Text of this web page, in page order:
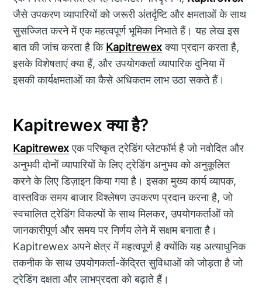
जैसे उपकरण व्यापारियों को जरूरी अंतर्दृष्टि और क्षमताओं के साथ
सुसज्जित करने में एक महत्वपूर्ण भूमिका निभाते हैं। यह लेख इस
बात की जांच करता है कि Kapitrewexक्या प्रदान करता है,
इसके विशेषताएं क्या हैं, और उपयोगकर्ता व्यापारिक दुनिया में
इसकी कार्यक्षमताओं का कैसे अधिकतम लाभ उठा सकते हैं।
Kapitrewex क्या है?
Kapitrewexएक परिष्कृत ट्रेडिंग प्लेटफॉर्म है जो नवोदित और
अनुभवी दोनों व्यापारियों के लिए ट्रेडिंग अनुभव को अनुकूलित
करने के लिए डिज़ाइन किया गया है। इसका मुख्य कार्य व्यापक,
वास्तविक समय बाजार विश्लेषण उपकरण प्रदान करना है, जो
स्वचालित ट्रेडिंग विकल्पों के साथ मिलकर, उपयोगकर्ताओं को
जानकारीपूर्ण और समय पर निर्णय लेने में सक्षम बनाता है।
Kapitrewex अपने क्षेत्र में महत्वपूर्ण है क्योंकि यह अत्याधुनिक
तकनीक के साथ उपयोगकर्ता-केंद्रित सुविधाओं को जोड़ता है जो
ट्रेडिंग दक्षता और लाभप्रदता को बढ़ाते हैं।